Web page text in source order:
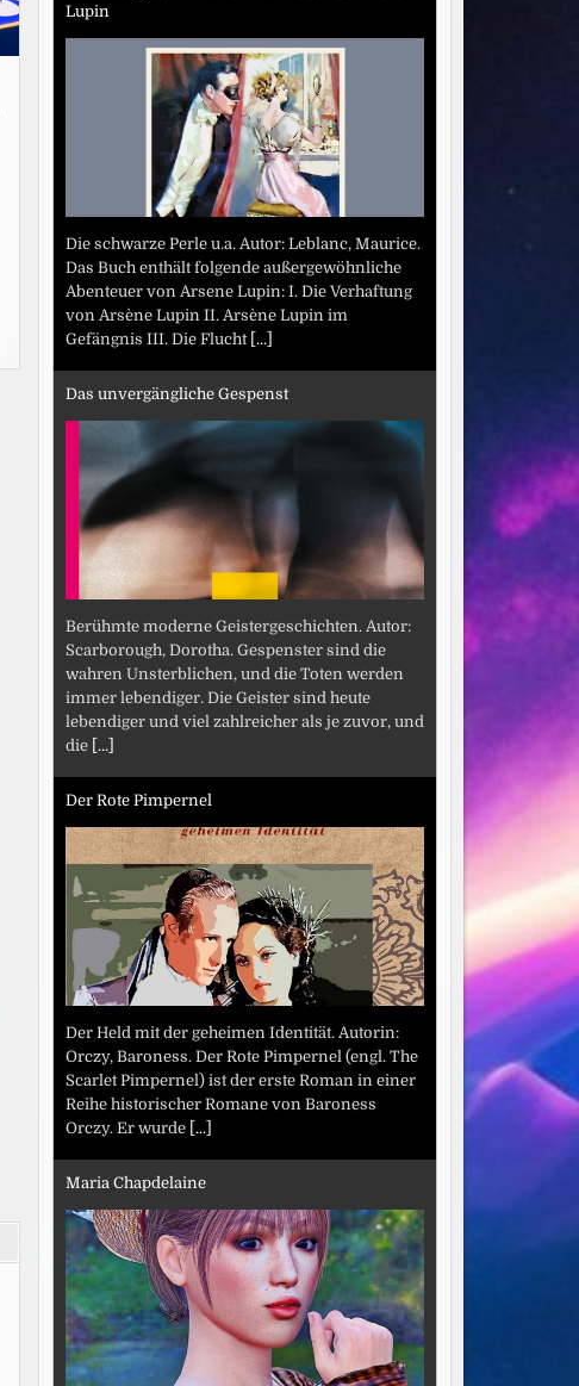
Lupin
Die schwarze Perle u.a. Autor: Leblanc, Maurice.
Das Buch enthält folgende außergewöhnliche
Abenteuer von Arsene Lupin: I. Die Verhaftung
von Arsène Lupin II. Arsène Lupin im
Gefängnis III. Die Flucht [...]
Das unvergängliche Gespenst
Berühmte moderne Geistergeschichten. Autor:
Scarborough, Dorotha. Gespenster sind die
wahren Unsterblichen, und die Toten werden
immer lebendiger. Die Geister sind heute
lebendiger und viel zahlreicher als je zuvor, und
die [...]
Der Rote Pimpernel
Der Held mit der geheimen Identität. Autorin:
Orczy, Baroness. Der Rote Pimpernel (engl. The
Scarlet Pimpernel) ist der erste Roman in einer
Reihe historischer Romane von Baroness
Orczy. Er wurde [...]
Maria Chapdelaine